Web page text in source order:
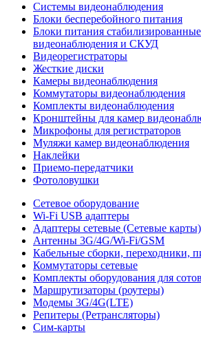
Системы видеонаблюдения
Блоки бесперебойного питания
Блоки питания
видеонаблюдения и СКУД
Видеорегистраторы
Жесткие диски
Камеры видеонаблюдения
Коммутаторы видеонаблюдения
Комплекты видеонаблюдения
Кронштейны для камер
Микрофоны для регистраторов
Муляжи камер видеонаблюдения
Наклейки
Приемо-передатчики
Фотоловушки
Сетевое оборудование
Wi-Fi USB адаптеры
Адаптеры сетевые (Сетевые карты)
Антенны 3G/4G/Wi-Fi/GSM
Кабельные сборки, переходники,
Коммутаторы сетевые
Комплекты оборудования для
Маршрутизаторы (роутеры)
Модемы 3G/4G(LTE)
Репитеры (Ретрансляторы)
Сим-карты